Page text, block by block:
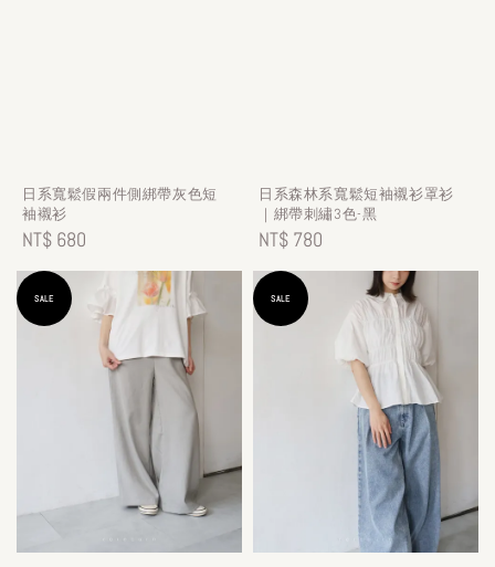
日系寬鬆假兩件側綁帶灰色短
袖襯衫
Regular
price
NT$ 680
日系森林系寬鬆短袖襯衫罩衫
｜綁帶刺繡3色-黑
Regular
price
NT$ 780
SALE SALE